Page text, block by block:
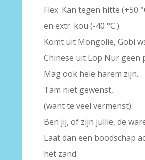
Flex. Kan tegen hitte (+50
en extr. kou (-40 °C.)
Komt uit Mongolië, Gobi
Chinese uit Lop Nur geen
Mag ook hele harem zijn.
Tam niet gewenst,
(want te veel vermenst).
Ben jij, of zijn jullie, de
Laat dan een boodschap
het zand.